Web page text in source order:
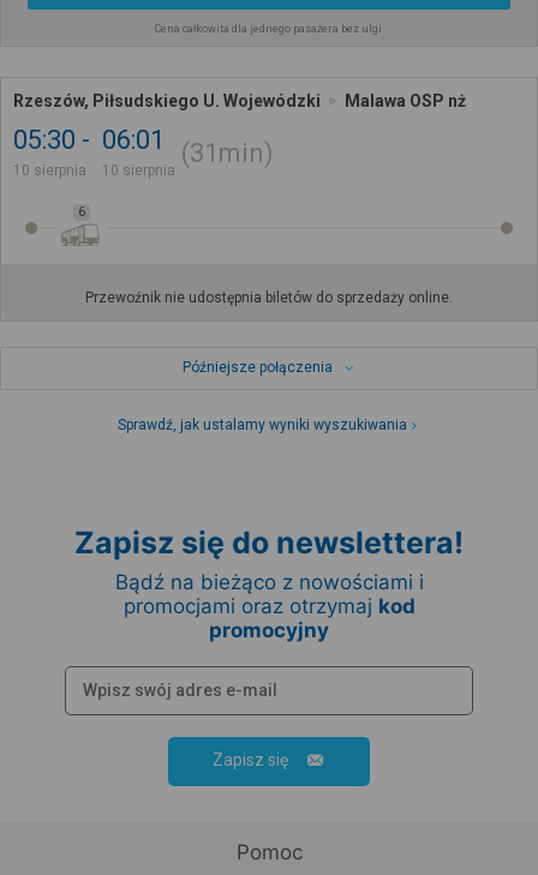
Cena całkowita dla jednego pasażera bez ulgi
Rzeszów, Piłsudskiego U. Wojewódzki Malawa OSP nż
05:30
10 sierpnia
06:01
10 sierpnia
31min
6
Przewoźnik nie udostępnia biletów do sprzedaży online.
Późniejsze połączenia
Sprawdź, jak ustalamy wyniki wyszukiwania
Zapisz się do newslettera!
Bądź na bieżąco z nowościami i
promocjami oraz otrzymaj kod
promocyjny
Zapisz się
Pomoc